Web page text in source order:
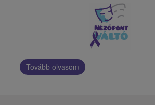
Tovább olvasom